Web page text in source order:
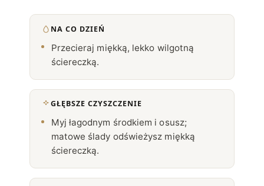
NA CO DZIEŃ
Przecieraj miękką, lekko wilgotną
ściereczką.
GŁĘBSZE CZYSZCZENIE
Myj łagodnym środkiem i osusz;
matowe ślady odświeżysz miękką
ściereczką.